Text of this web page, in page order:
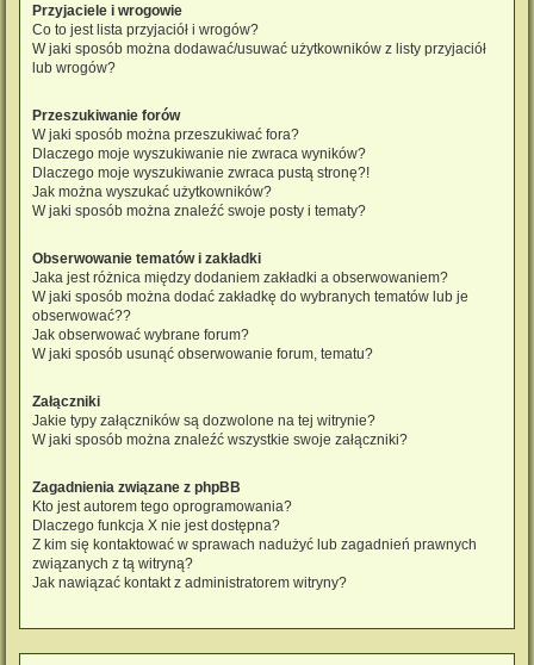
Przyjaciele i wrogowie
Co to jest lista przyjaciół i wrogów?
W jaki sposób można dodawać/usuwać użytkowników z listy przyjaciół
lub wrogów?
Przeszukiwanie forów
W jaki sposób można przeszukiwać fora?
Dlaczego moje wyszukiwanie nie zwraca wyników?
Dlaczego moje wyszukiwanie zwraca pustą stronę?!
Jak można wyszukać użytkowników?
W jaki sposób można znaleźć swoje posty i tematy?
Obserwowanie tematów i zakładki
Jaka jest różnica między dodaniem zakładki a obserwowaniem?
W jaki sposób można dodać zakładkę do wybranych tematów lub je
obserwować??
Jak obserwować wybrane forum?
W jaki sposób usunąć obserwowanie forum, tematu?
Załączniki
Jakie typy załączników są dozwolone na tej witrynie?
W jaki sposób można znaleźć wszystkie swoje załączniki?
Zagadnienia związane z phpBB
Kto jest autorem tego oprogramowania?
Dlaczego funkcja X nie jest dostępna?
Z kim się kontaktować w sprawach nadużyć lub zagadnień prawnych
związanych z tą witryną?
Jak nawiązać kontakt z administratorem witryny?